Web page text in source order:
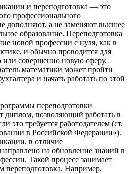
и переподготовка — это
профессионального
дополняют, а не заменяют высшее
образование. Переподготовка
новой профессии с нуля, как в
и обычно проводится для
или совершенно новую сферу.
математики может пройти
и начать работать по этой
переподготовки
диплом, позволяющий работать в
это требуется работодателем (ст.
в Российской Федерации»).
в отличие
на обновление знаний в
Такой процесс занимает
переподготовка. Например,